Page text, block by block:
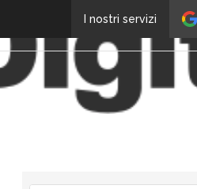
I nostri servizi